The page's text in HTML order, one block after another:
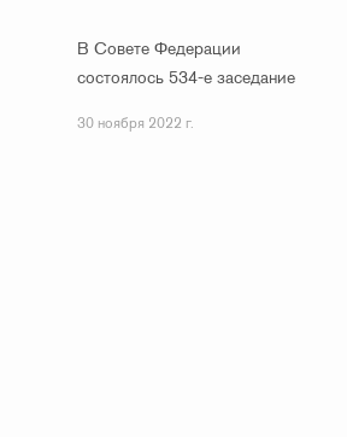
В Совете Федерации
состоялось 534-е заседание
30 ноября 2022 г.